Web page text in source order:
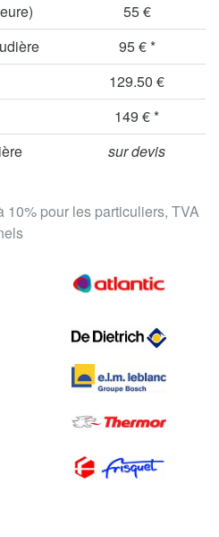
10% pour les particuliers, TVA
55 €
95 € *
129.50 €
149 € *
sur devis